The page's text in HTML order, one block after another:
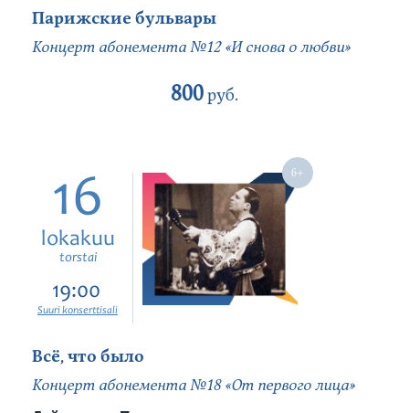
Парижские бульвары
Концерт абонемента №12 «И снова о любви»
800руб.
16
lokakuu
torstai
19:00
Suuri konserttisali
Всё, что было
Концерт абонемента №18 «От первого лица»